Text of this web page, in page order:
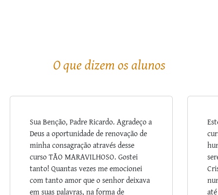
O que dizem os alunos
Sua Benção, Padre Ricardo. Agradeço a
Deus a oportunidade de renovação de
minha consagração através desse
curso TÃO MARAVILHOSO. Gostei
tanto! Quantas vezes me emocionei
com tanto amor que o senhor deixava
em suas palavras, na forma de